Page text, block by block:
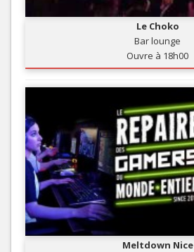
Le Choko
Bar lounge
Ouvre à 18h00
Meltdown Nice